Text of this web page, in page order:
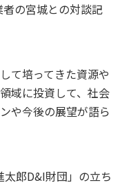
者の宮城との対談記
て培ってきた資源や
域に投資して、社会
や今後の展望が語ら
郎D&I財団」の立ち